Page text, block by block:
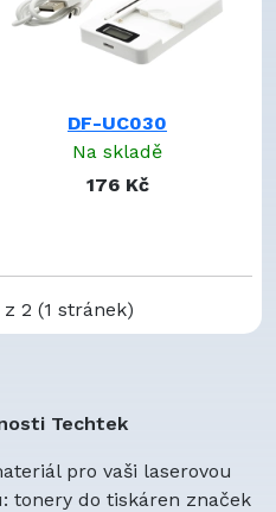
DF-UC030
Na skladě
176 Kč
2 (1 stránek)
Techtek
pro vaši laserovou
tonery do tiskáren značek